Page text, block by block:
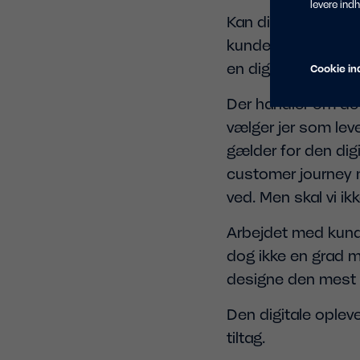
Kan din
kunden. Tænk
en digital
Der handler om
vælger jer som
gælder for den
customer journey
ved. Men skal vi
Arbejdet med
dog ikke en grad
designe den
Den digitale
tiltag.
levere
Cookie